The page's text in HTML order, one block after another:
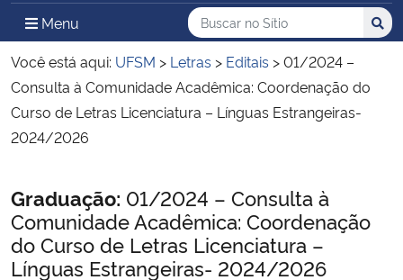
Ministério da Defesa
Ministério das Relações Exteriores
Ministério da Economia
Ministério da Agricultura, Pecuária e Abastecimento
Ministério da Educação
Menu Menu Principal do Sítio
Busca
Buscar no no Sítio
Busca:
Você está aqui: UFSM > Letras > Editais >01/2024 –
Consulta à Comunidade Acadêmica: Coordenação do
Curso de Letras Licenciatura – Línguas Estrangeiras-
2024/2026
Início do conteúdo
Graduação: 01/2024 – Consulta à
Comunidade Acadêmica: Coordenação
do Curso de Letras Licenciatura –
Línguas Estrangeiras- 2024/2026